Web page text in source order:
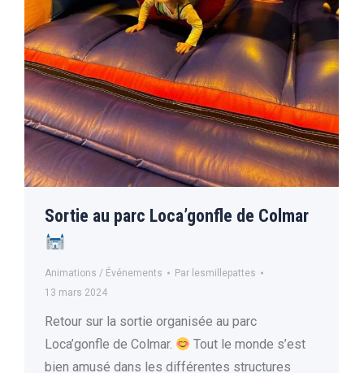
Sortie au parc Loca’gonfle de Colmar
Animations / Événements Par lesmillepattes
13 mars 2024
Retour sur la sortie organisée au parc
Loca’gonfle de Colmar.
Tout le monde s’est
bien amusé dans les différentes structures